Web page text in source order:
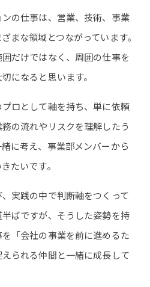
の仕事は、営業、技術、事業
まな領域とつながっています。
だけではなく、周囲の仕事を
になると思います。
ロとして軸を持ち、単に依頼
の流れやリスクを理解したう
に考え、事業部メンバーから
たいです。
実践の中で判断軸をつくって
ばですが、そうした姿勢を持
「会社の事業を前に進めるた
られる仲間と一緒に成長して